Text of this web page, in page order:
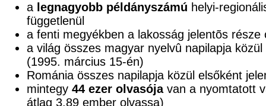
a legnagyobb példányszámú helyi-
függetlenül
a fenti megyékben a lakosság jelentõs
a világ összes magyar nyelvû napilapja
(1995. március 15-én)
Románia összes napilapja közül elsőként
mintegy 44 ezer olvasójavan a nyomtatott
átlag 3,89 ember olvassa)